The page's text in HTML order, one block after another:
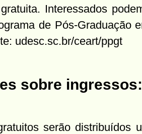
Interessados
de Pós-Graduação
udesc.sc.br/ceart/ppgt
sobre ingressos:
serão distribuídos